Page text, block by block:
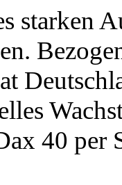
starken
40 per